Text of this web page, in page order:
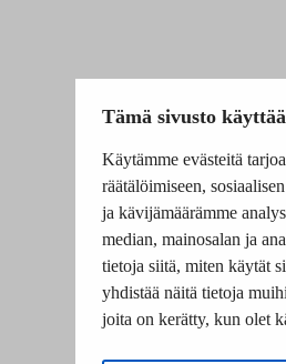
Tämä sivusto
Käytämme evästeitä
räätälöimiseen,
ja kävijämäärämme
median, mainosalan ja
tietoja siitä, miten käytät
yhdistää näitä tietoja
joita on kerätty, kun olet